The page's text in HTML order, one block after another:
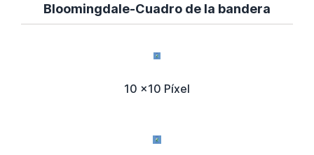
Bloomingdale-Cuadro de la bandera
10 x10 Píxel